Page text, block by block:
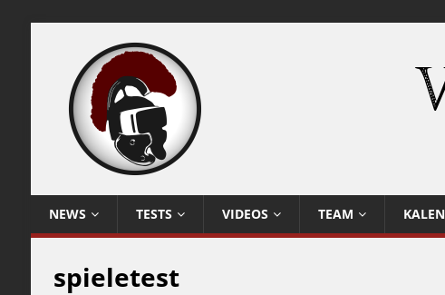
NEWS TESTS VIDEOS TEAM
spieletest